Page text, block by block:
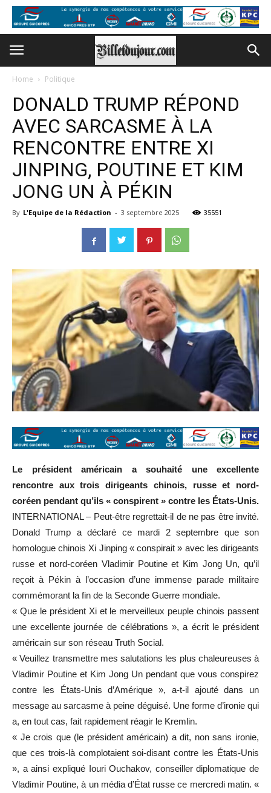
Home Politique
DONALD TRUMP RÉPOND
AVEC SARCASME À LA
RENCONTRE ENTRE XI
JINPING, POUTINE ET KIM
JONG UN À PÉKIN
By L'Equipe de la Rédaction - 3 septembre 2025 35551
Le président américain a souhaité une excellente
rencontre aux trois dirigeants chinois, russe et nord-
coréen pendant qu’ils « conspirent » contre les États-Unis.
INTERNATIONAL – Peut-être regrettait-il de ne pas être invité.
Donald Trump a déclaré ce mardi 2 septembre que son
homologue chinois Xi Jinping « conspirait » avec les dirigeants
russe et nord-coréen Vladimir Poutine et Kim Jong Un, qu’il
reçoit à Pékin à l’occasion d’une immense parade militaire
commémorant la fin de la Seconde Guerre mondiale.
« Que le président Xi et le merveilleux peuple chinois passent
une excellente journée de célébrations », a écrit le président
américain sur son réseau Truth Social.
« Veuillez transmettre mes salutations les plus chaleureuses à
Vladimir Poutine et Kim Jong Un pendant que vous conspirez
contre les États-Unis d’Amérique », a-t-il ajouté dans un
message au sarcasme à peine déguisé. Une forme d’ironie qui
a, en tout cas, fait rapidement réagir le Kremlin.
« Je crois que (le président américain) a dit, non sans ironie,
que ces trois-là complotaient soi-disant contre les États-Unis
», a ainsi expliqué Iouri Ouchakov, conseiller diplomatique de
Vladimir Poutine, à un média d’État russe ce mercredi matin. «